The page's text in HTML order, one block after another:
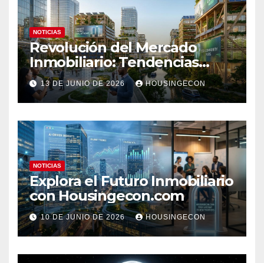
NOTICIAS
Revolución del Mercado
Inmobiliario: Tendencias
Clave 2023
13 DE JUNIO DE 2026 HOUSINGECON
NOTICIAS
Explora el Futuro Inmobiliario
con Housingecon.com
10 DE JUNIO DE 2026 HOUSINGECON